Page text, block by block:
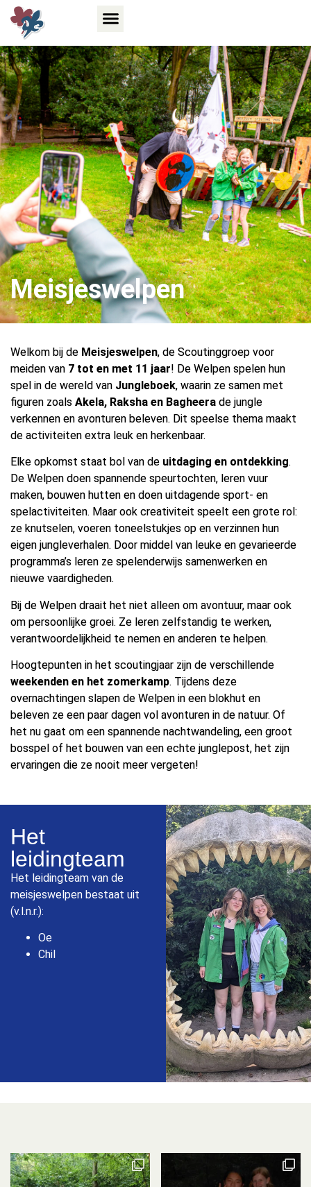
Meisjeswelpen
Welkom bij de Meisjeswelpen, de Scoutinggroep voor
meiden van 7 tot en met 11 jaar! De Welpen spelen hun
spel in de wereld van Jungleboek, waarin ze samen met
figuren zoals Akela, Raksha en Bagheera de jungle
verkennen en avonturen beleven. Dit speelse thema maakt
de activiteiten extra leuk en herkenbaar.
Elke opkomst staat bol van de uitdaging en ontdekking.
De Welpen doen spannende speurtochten, leren vuur
maken, bouwen hutten en doen uitdagende sport- en
spelactiviteiten. Maar ook creativiteit speelt een grote rol:
ze knutselen, voeren toneelstukjes op en verzinnen hun
eigen jungleverhalen. Door middel van leuke en gevarieerde
programma’s leren ze spelenderwijs samenwerken en
nieuwe vaardigheden.
Bij de Welpen draait het niet alleen om avontuur, maar ook
om persoonlijke groei. Ze leren zelfstandig te werken,
verantwoordelijkheid te nemen en anderen te helpen.
Hoogtepunten in het scoutingjaar zijn de verschillende
weekenden en het zomerkamp. Tijdens deze
overnachtingen slapen de Welpen in een blokhut en
beleven ze een paar dagen vol avonturen in de natuur. Of
het nu gaat om een spannende nachtwandeling, een groot
bosspel of het bouwen van een echte junglepost, het zijn
ervaringen die ze nooit meer vergeten!
Het
leidingteam
Het leidingteam van de
meisjeswelpen bestaat uit
(v.l.n.r.):
Oe
Chil